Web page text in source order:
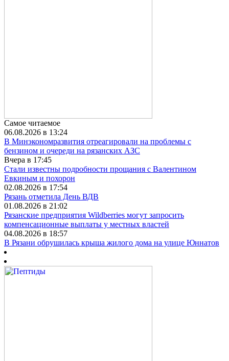
Самое читаемое
06.08.2026 в 13:24
В Минэкономразвития отреагировали на проблемы с
бензином и очереди на рязанских АЗС
Вчера в 17:45
Стали известны подробности прощания с Валентином
Евкиным и похорон
02.08.2026 в 17:54
Рязань отметила День ВДВ
01.08.2026 в 21:02
Рязанские предприятия Wildberries могут запросить
компенсационные выплаты у местных властей
04.08.2026 в 18:57
В Рязани обрушилась крыша жилого дома на улице Юннатов